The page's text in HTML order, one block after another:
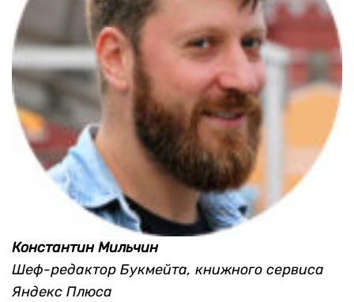
Константин Мильчин
Шеф-редактор Букмейта, книжного сервиса
Яндекс Плюса